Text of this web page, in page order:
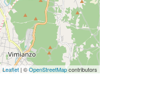
Leaflet | ©OpenStreetMapcontributors